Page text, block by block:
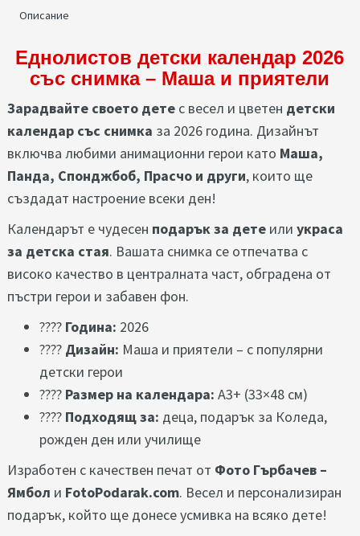
Описание
Еднолистов детски календар 2026
със снимка – Маша и приятели
Зарадвайте своето дете с весел и цветен детски
календар със снимка за 2026 година. Дизайнът
включва любими анимационни герои като Маша,
Панда, Спонджбоб, Прасчо и други, които ще
създадат настроение всеки ден!
Календарът е чудесен подарък за дете или украса
за детска стая. Вашата снимка се отпечатва с
високо качество в централната част, обградена от
пъстри герои и забавен фон.
???? Година: 2026
???? Дизайн: Маша и приятели – с популярни
детски герои
???? Размер на календара: A3+ (33×48 см)
???? Подходящ за: деца, подарък за Коледа,
рожден ден или училище
Изработен с качествен печат от Фото Гърбачев –
Ямбол и FotoPodarak.com. Весел и персонализиран
подарък, който ще донесе усмивка на всяко дете!